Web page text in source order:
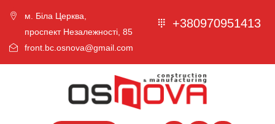
м. Біла Церква,
проспект Незалежності, 85
front.bc.osnova@gmail.com
+380970951413